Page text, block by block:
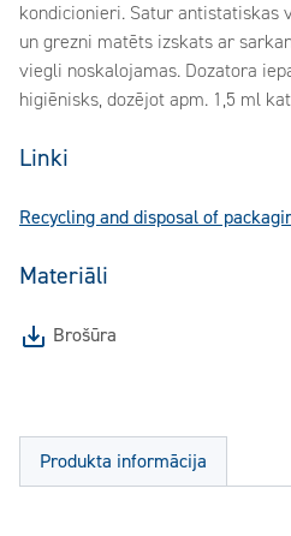
kondicionieri. Satur antistatiskas
un grezni matēts izskats ar
viegli noskalojamas. Dozatora
higiēnisks, dozējot apm. 1,5 ml
Linki
Recycling and disposal of
Materiāli
Brošūra
Produkta informācija